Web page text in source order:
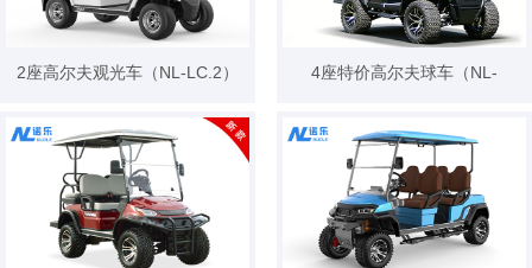
2座高尔夫观光车（NL-LC.2） 4座特价高尔夫球车（NL-